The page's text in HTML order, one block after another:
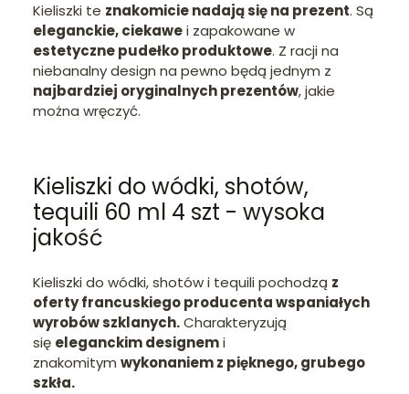
Kieliszki te znakomicie nadają się na prezent. Są
eleganckie, ciekawei zapakowane w
estetyczne pudełko produktowe. Z racji na
niebanalny design na pewno będą jednym z
najbardziej oryginalnych prezentów, jakie
można wręczyć.
Kieliszki do wódki, shotów,
tequili 60 ml 4 szt - wysoka
jakość
Kieliszki do wódki, shotów i tequili pochodzą z
oferty francuskiego producenta wspaniałych
wyrobów szklanych.Charakteryzują
się eleganckim designemi
znakomitym wykonaniem z pięknego, grubego
szkła.